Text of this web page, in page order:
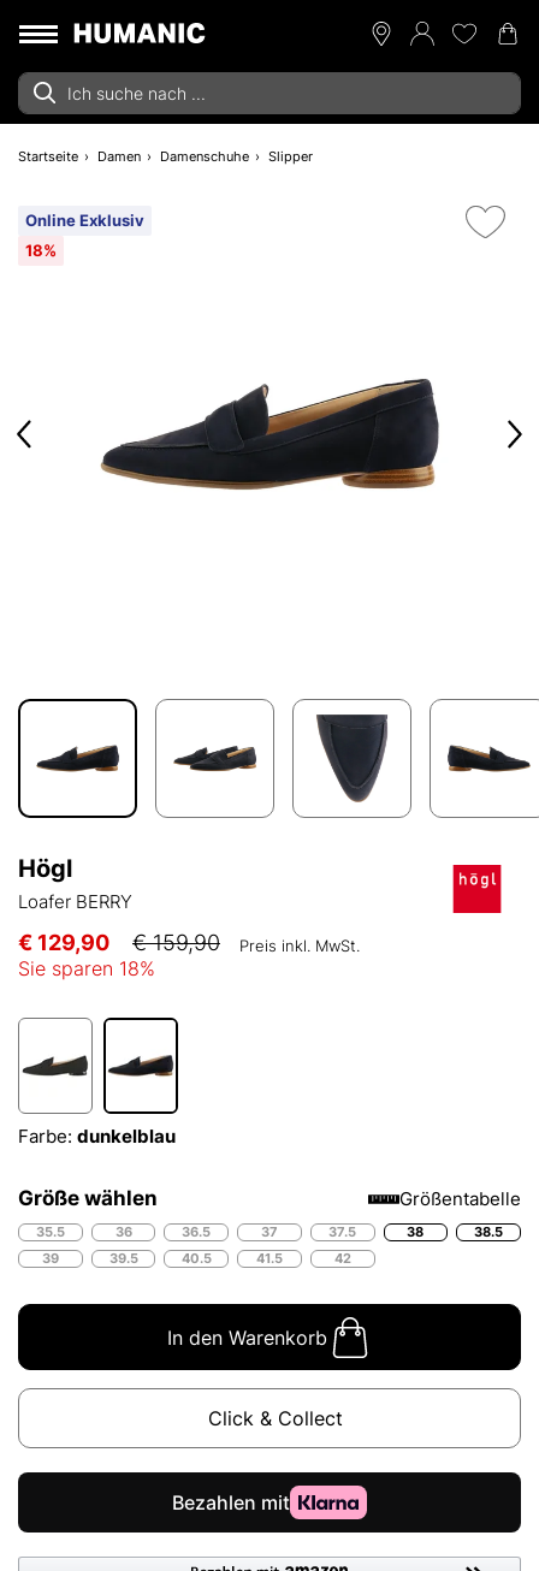
Startseite Damen Damenschuhe Slipper
Online Exklusiv
18%
Högl
Loafer BERRY
€ 129,90 € 159,90 Preis inkl. MwSt.
Sie sparen 18%
Farbe: dunkelblau
Größe wählen Größentabelle
35.5 36 36.5 37 37.5 38
38.5
39
39.5 40.5 41.5 42
In den Warenkorb
Click & Collect